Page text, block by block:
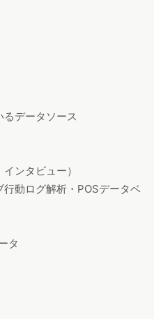
るデータソース
ンタビュー）
行動ログ解析・POSデータベ
タ